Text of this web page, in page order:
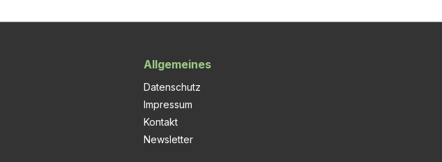
Allgemeines
Datenschutz
Impressum
Kontakt
Newsletter